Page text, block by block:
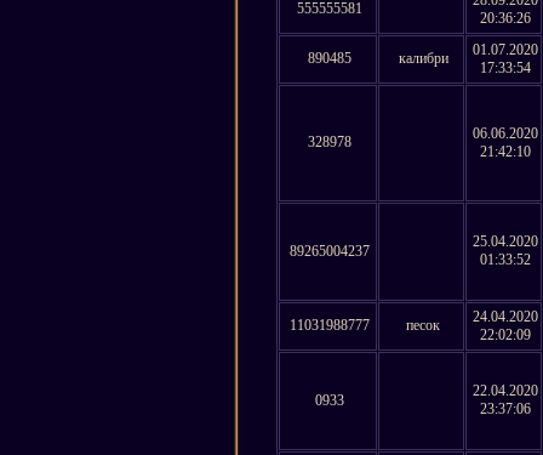
555555581
20:36:26
890485 калибри
01.07.2020
17:33:54
328978
06.06.2020
21:42:10
89265004237
25.04.2020
01:33:52
11031988777 песок
24.04.2020
22:02:09
0933
22.04.2020
23:37:06